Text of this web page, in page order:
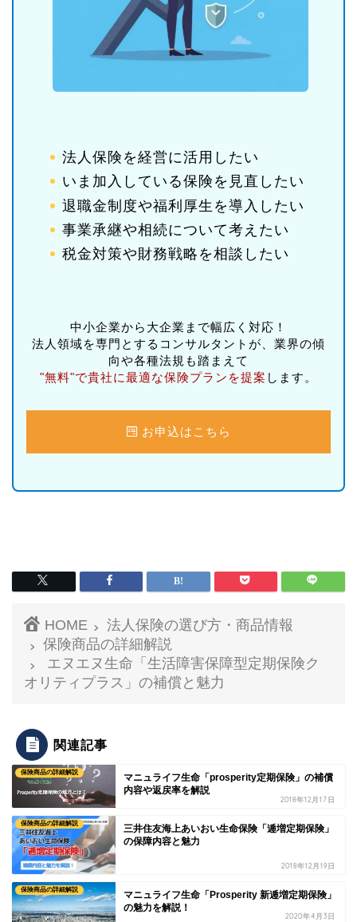
法人保険を経営に活用したい
いま加入している保険を見直したい
退職金制度や福利厚生を導入したい
事業承継や相続について考えたい
税金対策や財務戦略を相談したい
中小企業から大企業まで幅広く対応！
法人領域を専門とするコンサルタントが、業界の傾
向や各種法規も踏まえて
"無料"で貴社に最適な保険プランを提案 します。
お申込はこちら
HOME
法人保険の選び方・商品情報
保険商品の詳細解説
エヌエヌ生命「生活障害保障型定期保険ク
オリティプラス」の補償と魅力
関連記事
保険商品の詳細解説
マニュライフ生命「prosperity定期保険」の補償
内容や返戻率を解説
2018年12月17日
保険商品の詳細解説
三井住友海上あいおい生命保険「逓増定期保険」
の保障内容と魅力
2018年12月19日
保険商品の詳細解説
マニュライフ生命「Prosperity 新逓増定期保険」
の魅力を解説！
2020年4月3日